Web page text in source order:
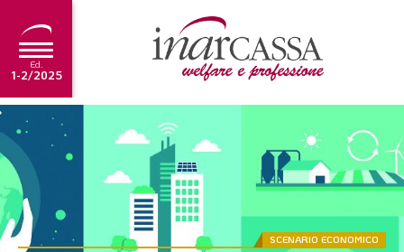
Ed.
1-2/2025
NEWS
EDITORIALE
TUTORIAL
SCADENZARIO
SCENARIO ECONOMICO